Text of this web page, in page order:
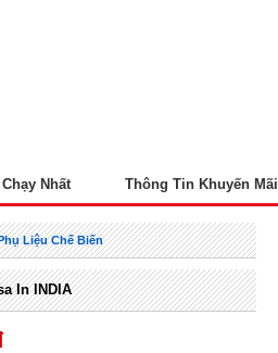
Nhất Thông Tin Khuyến Mãi
Liệu Chế Biến
In INDIA